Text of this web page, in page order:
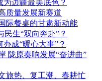
为边疆最美底色？
质量发展新赛道
际餐桌的甘肃新动能
生“双向奔赴”？
成“暖心大事”？
陇原奏响发展“奋进曲”
旅热、复工潮、春耕忙